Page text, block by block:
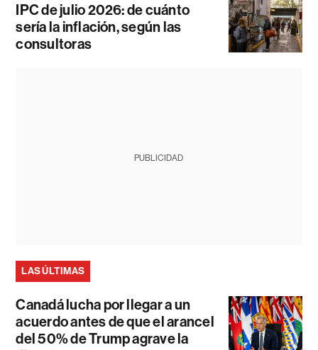
IPC de julio 2026: de cuánto
sería la inflación, según las
consultoras
PUBLICIDAD
LAS ÚLTIMAS
Canadá lucha por llegar a un
acuerdo antes de que el arancel
del 50% de Trump agrave la